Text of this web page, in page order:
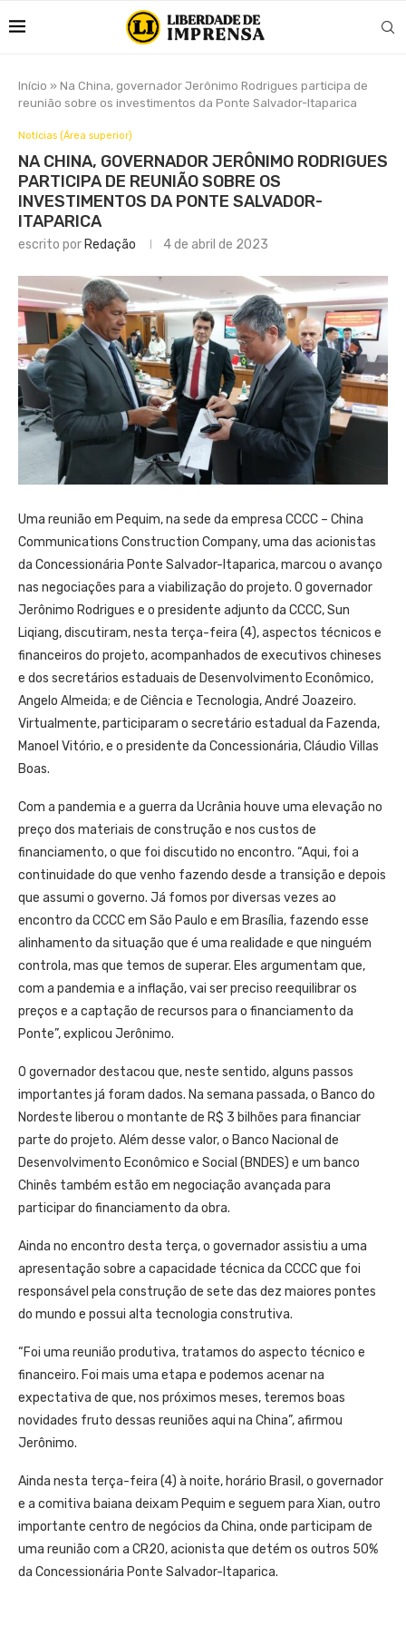
Início » Na China, governador Jerônimo Rodrigues participa de
reunião sobre os investimentos da Ponte Salvador-Itaparica
Notícias (Área superior)
NA CHINA, GOVERNADOR JERÔNIMO RODRIGUES
PARTICIPA DE REUNIÃO SOBRE OS
INVESTIMENTOS DA PONTE SALVADOR-
ITAPARICA
escrito por Redação 4 de abril de 2023
Uma reunião em Pequim, na sede da empresa CCCC – China
Communications Construction Company, uma das acionistas
da Concessionária Ponte Salvador-Itaparica, marcou o avanço
nas negociações para a viabilização do projeto. O governador
Jerônimo Rodrigues e o presidente adjunto da CCCC, Sun
Liqiang, discutiram, nesta terça-feira (4), aspectos técnicos e
financeiros do projeto, acompanhados de executivos chineses
e dos secretários estaduais de Desenvolvimento Econômico,
Angelo Almeida; e de Ciência e Tecnologia, André Joazeiro.
Virtualmente, participaram o secretário estadual da Fazenda,
Manoel Vitório, e o presidente da Concessionária, Cláudio Villas
Boas.
Com a pandemia e a guerra da Ucrânia houve uma elevação no
preço dos materiais de construção e nos custos de
financiamento, o que foi discutido no encontro. “Aqui, foi a
continuidade do que venho fazendo desde a transição e depois
que assumi o governo. Já fomos por diversas vezes ao
encontro da CCCC em São Paulo e em Brasília, fazendo esse
alinhamento da situação que é uma realidade e que ninguém
controla, mas que temos de superar. Eles argumentam que,
com a pandemia e a inflação, vai ser preciso reequilibrar os
preços e a captação de recursos para o financiamento da
Ponte”, explicou Jerônimo.
O governador destacou que, neste sentido, alguns passos
importantes já foram dados. Na semana passada, o Banco do
Nordeste liberou o montante de R$ 3 bilhões para financiar
parte do projeto. Além desse valor, o Banco Nacional de
Desenvolvimento Econômico e Social (BNDES) e um banco
Chinês também estão em negociação avançada para
participar do financiamento da obra.
Ainda no encontro desta terça, o governador assistiu a uma
apresentação sobre a capacidade técnica da CCCC que foi
responsável pela construção de sete das dez maiores pontes
do mundo e possui alta tecnologia construtiva.
“Foi uma reunião produtiva, tratamos do aspecto técnico e
financeiro. Foi mais uma etapa e podemos acenar na
expectativa de que, nos próximos meses, teremos boas
novidades fruto dessas reuniões aqui na China”, afirmou
Jerônimo.
Ainda nesta terça-feira (4) à noite, horário Brasil, o governador
e a comitiva baiana deixam Pequim e seguem para Xian, outro
importante centro de negócios da China, onde participam de
uma reunião com a CR20, acionista que detém os outros 50%
da Concessionária Ponte Salvador-Itaparica.